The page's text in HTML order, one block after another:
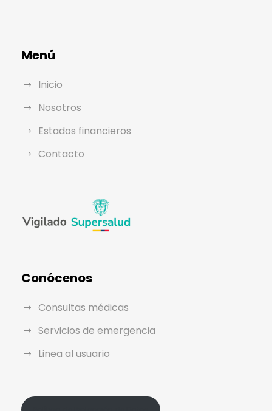
Menú
Inicio
Nosotros
Estados financieros
Contacto
Conócenos
Consultas médicas
Servicios de emergencia
Linea al usuario